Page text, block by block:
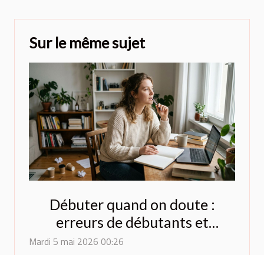
Sur le même sujet
Débuter quand on doute :
erreurs de débutants et
comment les éviter
Mardi 5 mai 2026 00:26